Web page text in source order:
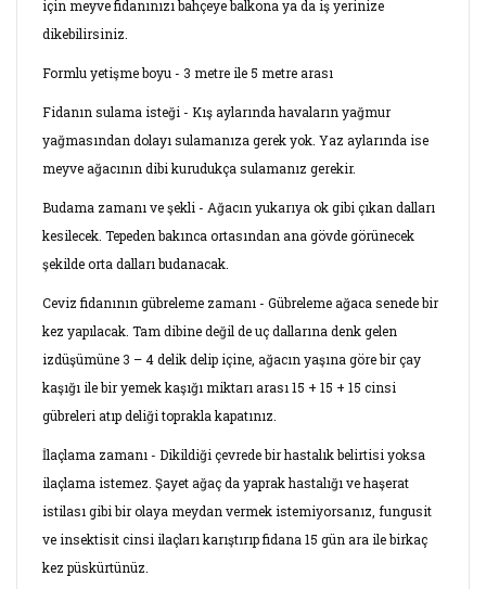
için meyve fidanınızı bahçeye balkona ya da iş yerinize
dikebilirsiniz.
Formlu yetişme boyu - 3 metre ile 5 metre arası
Fidanın sulama isteği - Kış aylarında havaların yağmur
yağmasından dolayı sulamanıza gerek yok. Yaz aylarında ise
meyve ağacının dibi kurudukça sulamanız gerekir.
Budama zamanı ve şekli - Ağacın yukarıya ok gibi çıkan dalları
kesilecek. Tepeden bakınca ortasından ana gövde görünecek
şekilde orta dalları budanacak.
Ceviz fidanının gübreleme zamanı - Gübreleme ağaca senede bir
kez yapılacak. Tam dibine değil de uç dallarına denk gelen
izdüşümüne 3 – 4 delik delip içine, ağacın yaşına göre bir çay
kaşığı ile bir yemek kaşığı miktarı arası 15 + 15 + 15 cinsi
gübreleri atıp deliği toprakla kapatınız.
İlaçlama zamanı - Dikildiği çevrede bir hastalık belirtisi yoksa
ilaçlama istemez. Şayet ağaç da yaprak hastalığı ve haşerat
istilası gibi bir olaya meydan vermek istemiyorsanız, fungusit
ve insektisit cinsi ilaçları karıştırıp fidana 15 gün ara ile birkaç
kez püskürtünüz.